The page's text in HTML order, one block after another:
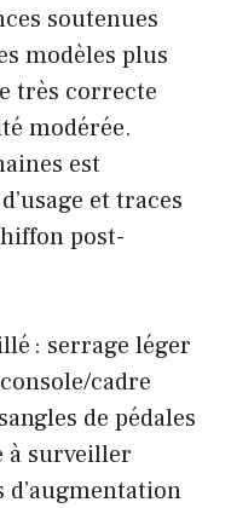
soutenues
modèles plus
très correcte
modérée.
est
et traces
post-
: serrage léger
cadre
de pédales
à surveiller
d’augmentation